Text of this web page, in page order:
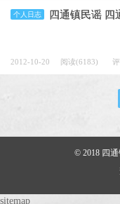
个人日志 四通镇民谣 四
2012-10-20 阅读(6183)
© 2018 四
sitemap